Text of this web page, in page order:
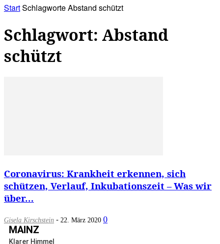
StartSchlagworteAbstand schützt
Schlagwort: Abstand
schützt
Coronavirus: Krankheit erkennen, sich
schützen, Verlauf, Inkubationszeit – Was wir
über...
Gisela Kirschstein - 22. März 2020 0
MAINZ
Klarer Himmel